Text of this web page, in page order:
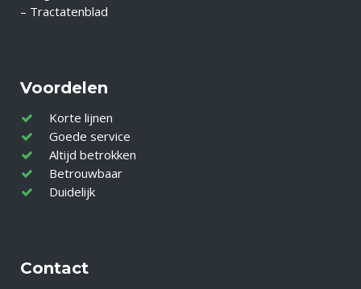
– Tractatenblad
Voordelen
Korte lijnen
Goede service
Altijd betrokken
Betrouwbaar
Duidelijk
Contact